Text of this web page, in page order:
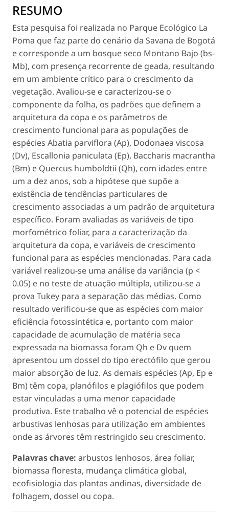
RESUMO
Esta pesquisa foi realizada no Parque Ecológico La
Poma que faz parte do cenário da Savana de Bogotá
e corresponde a um bosque seco Montano Bajo (bs-
Mb), com presença recorrente de geada, resultando
em um ambiente crítico para o crescimento da
vegetação. Avaliou-se e caracterizou-se o
componente da folha, os padrões que definem a
arquitetura da copa e os parâmetros de
crescimento funcional para as populações de
espécies Abatia parviflora (Ap), Dodonaea viscosa
(Dv), Escallonia paniculata (Ep), Baccharis macrantha
(Bm) e Quercus humboldtii (Qh), com idades entre
um a dez anos, sob a hipótese que supõe a
existência de tendências particulares de
crescimento associadas a um padrão de arquitetura
específico. Foram avaliadas as variáveis de tipo
morfométrico foliar, para a caracterização da
arquitetura da copa, e variáveis de crescimento
funcional para as espécies mencionadas. Para cada
variável realizou-se uma análise da variância (p <
0.05) e no teste de atuação múltipla, utilizou-se a
prova Tukey para a separação das médias. Como
resultado verificou-se que as espécies com maior
eficiência fotossintética e, portanto com maior
capacidade de acumulação de matéria seca
expressada na biomassa foram Qh e Dv quem
apresentou um dossel do tipo erectófilo que gerou
maior absorção de luz. As demais espécies (Ap, Ep e
Bm) têm copa, planófilos e plagiófilos que podem
estar vinculadas a uma menor capacidade
produtiva. Este trabalho vê o potencial de espécies
arbustivas lenhosas para utilização em ambientes
onde as árvores têm restringido seu crescimento.
Palavras chave: arbustos lenhosos, área foliar,
biomassa floresta, mudança climática global,
ecofisiologia das plantas andinas, diversidade de
folhagem, dossel ou copa.